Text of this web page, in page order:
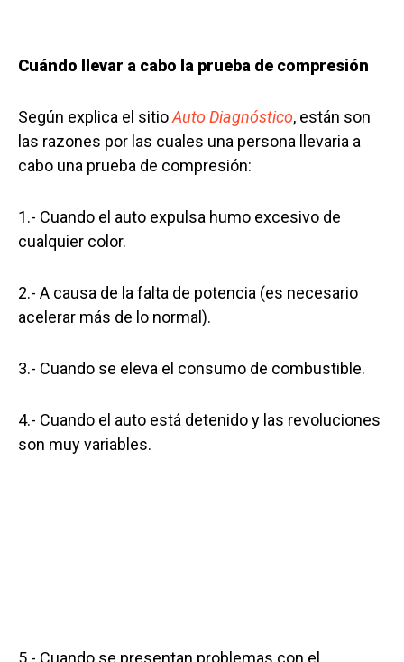
Cuándo llevar a cabo la prueba de compresión
Según explica el sitioAuto Diagnóstico, están son
las razones por las cuales una persona llevaria a
cabo una prueba de compresión:
1.- Cuando el auto expulsa humo excesivo de
cualquier color.
2.- A causa de la falta de potencia (es necesario
acelerar más de lo normal).
3.- Cuando se eleva el consumo de combustible.
4.- Cuando el auto está detenido y las revoluciones
son muy variables.